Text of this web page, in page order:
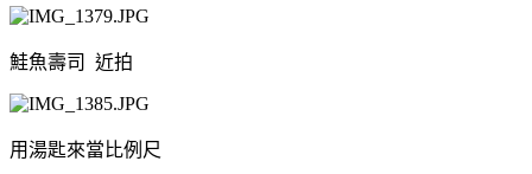
鮭魚壽司 近拍
用湯匙來當比例尺